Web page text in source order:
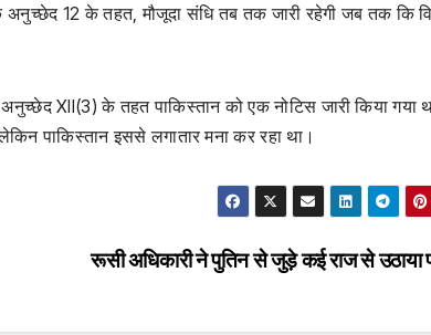
12 के तहत, मौजूदा संधि तब तक जारी रहेगी जब तक कि
XII(3) के तहत पाकिस्तान को एक नोटिस जारी किया गया
पाकिस्तान इससे लगातार मना कर रहा था।
रूसी अधिकारी ने पुतिन से जुड़े कई राज से उठाया